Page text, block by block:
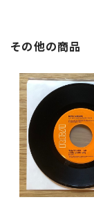
その他の商品